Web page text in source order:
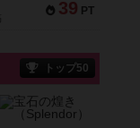
39 PT
トップ50